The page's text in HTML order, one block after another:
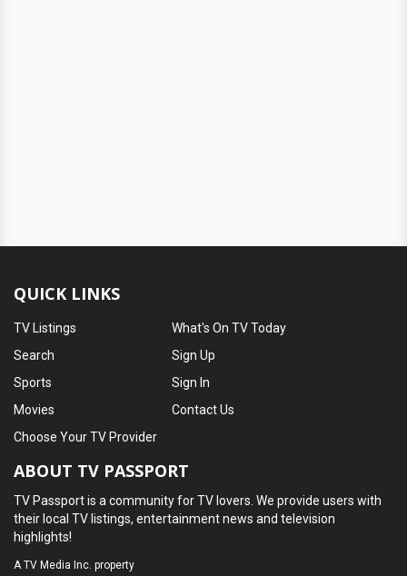
QUICK LINKS
TV Listings
Search
Sports
Movies
What's On TV Today
Sign Up
Sign In
Contact Us
Choose Your TV Provider
ABOUT TV PASSPORT
TV Passport is a community for TV lovers. We provide users with
their local TV listings, entertainment news and television
highlights!
ATV Media Inc. property